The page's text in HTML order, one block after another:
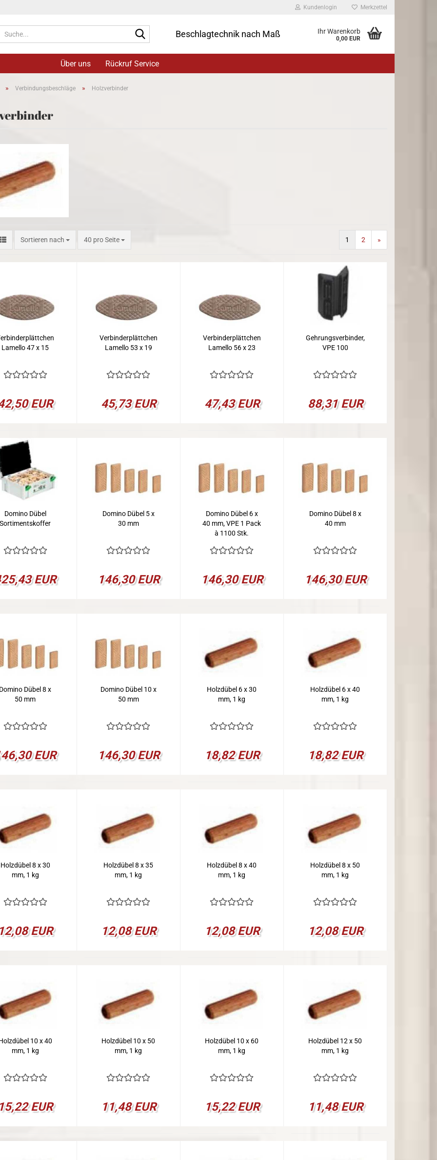
Kundenlogin Merkzettel
Beschlagtechnik nach Maß Ihr Warenkorb
0,00 EUR
Über uns Rückruf Service
» Verbindungsbeschläge » Holzverbinder
Sortieren nach
Sortieren nach 40 pro Seite
pro Seite 1 2 »
Lamello 47 x 15
EUR
Verbinderplättchen
Lamello 53 x 19
45,73 EUR
Verbinderplättchen
Lamello 56 x 23
47,43 EUR
Gehrungsverbinder,
VPE 100
88,31 EUR
Domino Dübel
Sortimentskoffer
EUR
Domino Dübel 5 x
30 mm
146,30 EUR
Domino Dübel 6 x
40 mm, VPE 1 Pack
à 1100 Stk.
146,30 EUR
Domino Dübel 8 x
40 mm
146,30 EUR
Dübel 8 x
50 mm
EUR
Domino Dübel 10 x
50 mm
146,30 EUR
Holzdübel 6 x 30
mm, 1 kg
18,82 EUR
Holzdübel 6 x 40
mm, 1 kg
18,82 EUR
Holzdübel 8 x 30
mm, 1 kg
EUR
Holzdübel 8 x 35
mm, 1 kg
12,08 EUR
Holzdübel 8 x 40
mm, 1 kg
12,08 EUR
Holzdübel 8 x 50
mm, 1 kg
12,08 EUR
10 x 40
mm, 1 kg
EUR
Holzdübel 10 x 50
mm, 1 kg
11,48 EUR
Holzdübel 10 x 60
mm, 1 kg
15,22 EUR
Holzdübel 12 x 50
mm, 1 kg
11,48 EUR